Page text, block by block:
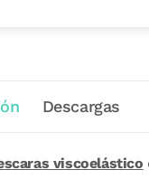
Descargas
viscoelástico